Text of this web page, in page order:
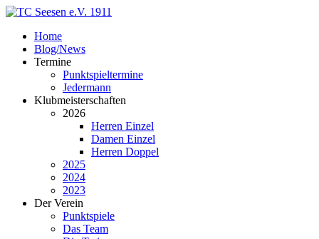
Home
Blog/News
Termine
Punktspieltermine
Jedermann
Klubmeisterschaften
2026
Herren Einzel
Damen Einzel
Herren Doppel
2025
2024
2023
Der Verein
Punktspiele
Das Team